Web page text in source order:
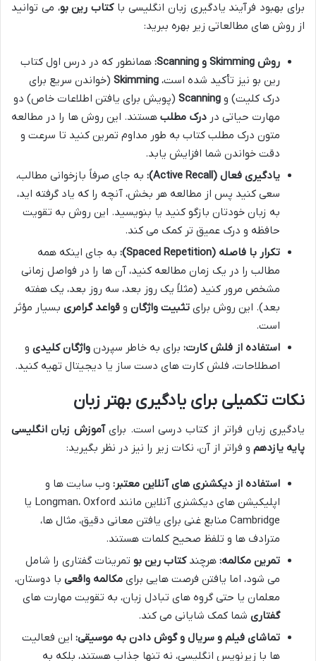
برای بهبود فرآیند یادگیری زبان انگلیسی باکتاب رین بو، می توانید
از روش های مطالعاتی زیر بهره ببرید:
روش Skimming و Scanning:
همانطور که در درس اول کتاب
رین بو نیز تأکید شده است، Skimming (خواندن سریع برای
درک کلیت) و Scanning (پویش برای یافتن اطلاعات خاص) دو
مهارت حیاتی در درک مطلب هستند. این روش ها را در مطالعه
متون درک مطلب کتاب به طور مداوم تمرین کنید تا سرعت و
دقت خواندن شما افزایش یابد.
یادگیری فعال (Active Recall):
به جای صرفاً بازخوانی مطالب،
سعی کنید پس از مطالعه هر بخش، آنچه را که یاد گرفته اید،
به زبان خودتان بازگو کنید یا بنویسید. این روش به تقویت
حافظه و درک عمیق تر کمک می کند.
تکرار با فاصله (Spaced Repetition):
به جای اینکه همه
مطالب را در یک زمان مطالعه کنید، آن ها را در فواصل زمانی
مشخص مرور کنید (مثلاً یک روز بعد، سه روز بعد، یک هفته
بعد). این روش برای تثبیت واژگان و قواعد گرامری بسیار مؤثر
است.
استفاده از فلش کارت: برای به خاطر سپردن واژگان کلیدی و
اصطلاحات، فلش کارت های دست ساز یا دیجیتال تهیه کنید.
نکات تکمیلی برای یادگیری بهتر زبان
یادگیری زبان فراتر از کتاب درسی است. برایآموزش زبان انگلیسی
پایه یازدهم و فراتر از آن، نکات زیر را نیز در نظر بگیرید:
استفاده از دیکشنری های آنلاین معتبر: وب سایت ها و
اپلیکیشن های دیکشنری آنلاین مانند Longman، Oxford یا
Cambridge منابع غنی برای یافتن معانی دقیق، مثال ها،
مترادف ها و تلفظ صحیح کلمات هستند.
تمرین مکالمه: هرچندکتاب رین بو تمرینات گفتاری را شامل
می شود، اما یافتن فرصت هایی برای مکالمه واقعی با دوستان،
معلمان یا حتی گروه های تبادل زبان، به تقویت مهارت های
گفتاری شما کمک شایانی می کند.
تماشای فیلم و سریال و گوش دادن به موسیقی: این فعالیت
ها با زیرنویس انگلیسی، نه تنها جذاب هستند، بلکه به